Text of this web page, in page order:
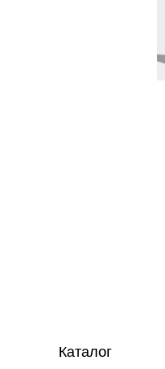
Каталог